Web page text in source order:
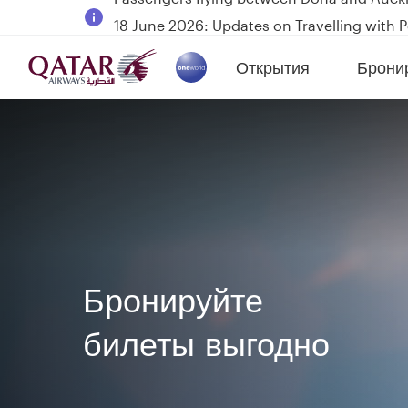
18 June 2026: Updates on Travelling with
6 August 2026: Qatar Airways flight
Qatar Airways Expands Global Network to
Открытия
(active)
Бронируйте
билеты выгодно